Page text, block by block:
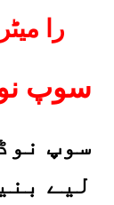
:را
:سوپ
سوپ
لیے